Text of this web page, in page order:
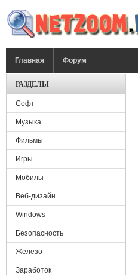
Главная Форум
РАЗДЕЛЫ
Софт
Музыка
Фильмы
Игры
Мобилы
Веб-дизайн
Windows
Безопасность
Железо
Заработок